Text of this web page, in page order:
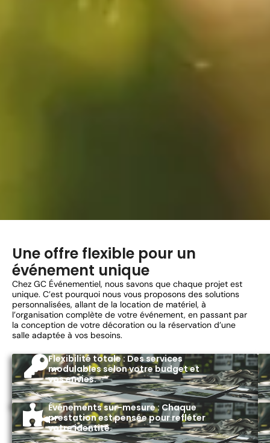
Une offre flexible pour un
événement unique
Chez GC Événementiel, nous savons que chaque projet est
unique. C’est pourquoi nous vous proposons des solutions
personnalisées, allant de la location de matériel, à
l’organisation complète de votre événement, en passant par
la conception de votre décoration ou la réservation d’une
salle adaptée à vos besoins.
Flexibilité totale : Des services
modulables selon votre budget et
vos envies.
Événements sur-mesure : Chaque
prestation est pensée pour refléter
votre identité.